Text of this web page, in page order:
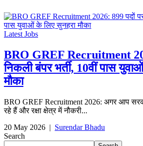
Latest Jobs
BRO GREF Recruitment
निकली बंपर भर्ती, 10वीं पास
मौका
BRO GREF Recruitment 2026: अगर आप
रहे हैं और रक्षा क्षेत्र में नौकरी...
20 May 2026 | Surendar Bhadu
Search